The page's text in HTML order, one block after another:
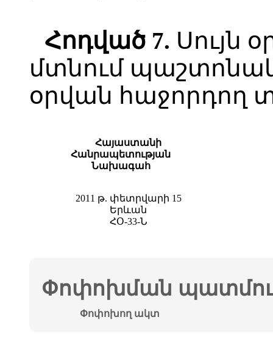
Հոդված 7. Սույն
մտնում
օրվան հաջորդող
Հայաստանի
Հանրապետության
Նախագահ
2011 թ. փետրվարի 15
Երևան
ՀՕ-33-Ն
Փոփոխման
Փոփոխող ակտ